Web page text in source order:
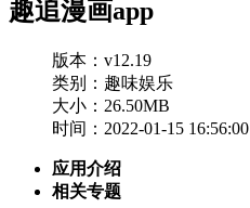
趣追漫画app
版本：v12.19
类别：趣味娱乐
大小：26.50MB
时间：2022-01-15 16:56:00
应用介绍
相关专题